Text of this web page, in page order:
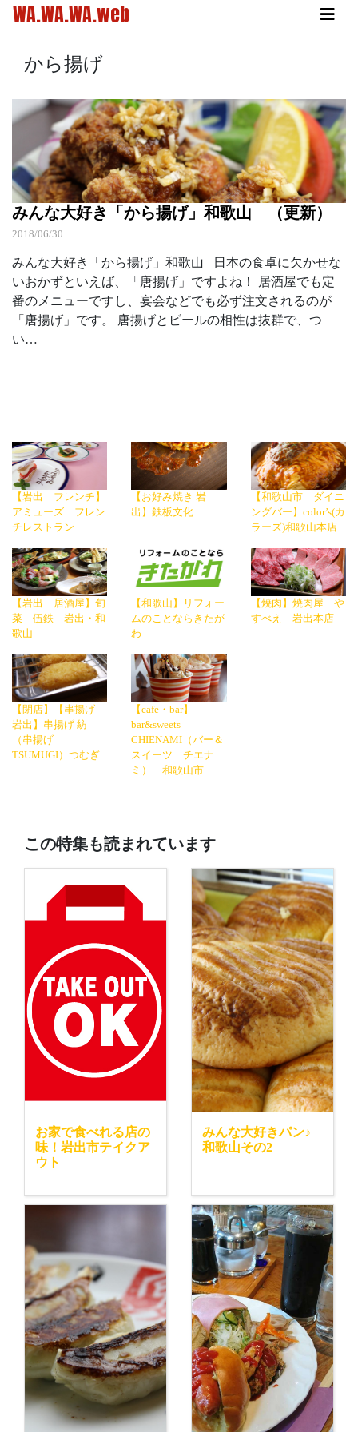
WA.WA.WA.web
から揚げ
みんな大好き「から揚げ」和歌山 （更新）
2018/06/30
みんな大好き「から揚げ」和歌山 日本の食卓に欠かせな
いおかずといえば、「唐揚げ」ですよね！ 居酒屋でも定
番のメニューですし、宴会などでも必ず注文されるのが
「唐揚げ」です。 唐揚げとビールの相性は抜群で、つ
い…
【岩出 フレンチ】
アミューズ フレン
チレストラン
【お好み焼き 岩
出】鉄板文化
【和歌山市 ダイニ
ングバー】color’s(カ
ラーズ)和歌山本店
【岩出 居酒屋】旬
菜 伍鉄 岩出・和
歌山
【和歌山】リフォー
ムのことならきたが
わ
【焼肉】焼肉屋 や
すべえ 岩出本店
【閉店】【串揚げ
岩出】串揚げ 紡
（串揚げ
TSUMUGI）つむぎ
【cafe・bar】
bar&sweets
CHIENAMI（バー＆
スイーツ チエナ
ミ） 和歌山市
この特集も読まれています
お家で食べれる店の
味！岩出市テイクア
ウト
みんな大好きパン♪
和歌山その2